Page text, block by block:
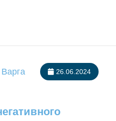
Варга 26.06.2024